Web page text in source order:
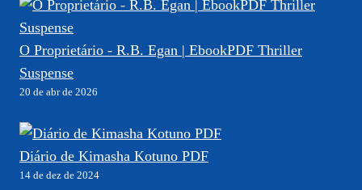
O Proprietário - R.B. Egan | EbookPDF Thriller
Suspense
20 de abr de 2026
Diário de Kimasha Kotuno PDF
14 de dez de 2024